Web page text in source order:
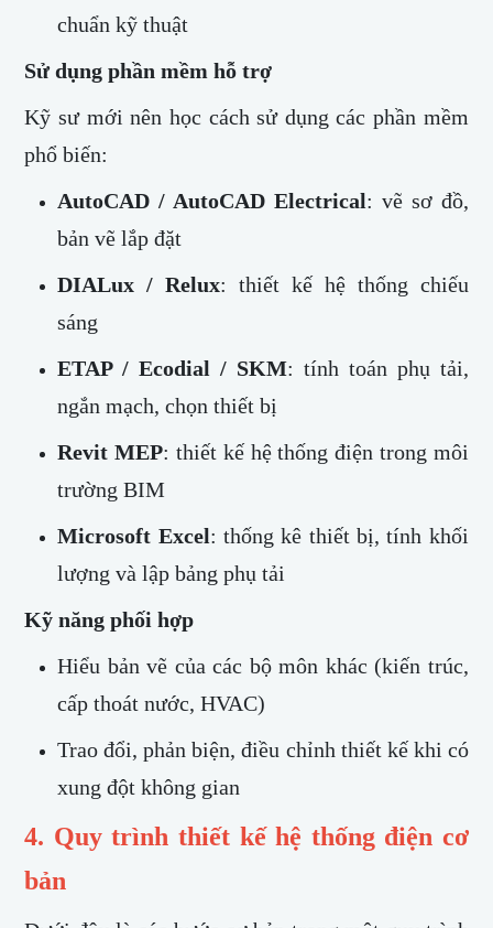
chuẩn kỹ thuật
Sử dụng phần mềm hỗ trợ
Kỹ sư mới nên học cách sử dụng các phần mềm
phổ biến:
AutoCAD / AutoCAD Electrical: vẽ sơ đồ,
bản vẽ lắp đặt
DIALux / Relux: thiết kế hệ thống chiếu
sáng
ETAP / Ecodial / SKM: tính toán phụ tải,
ngắn mạch, chọn thiết bị
Revit MEP: thiết kế hệ thống điện trong môi
trường BIM
Microsoft Excel: thống kê thiết bị, tính khối
lượng và lập bảng phụ tải
Kỹ năng phối hợp
Hiểu bản vẽ của các bộ môn khác (kiến trúc,
cấp thoát nước, HVAC)
Trao đổi, phản biện, điều chỉnh thiết kế khi có
xung đột không gian
4. Quy trình thiết kế hệ thống điện cơ
bản